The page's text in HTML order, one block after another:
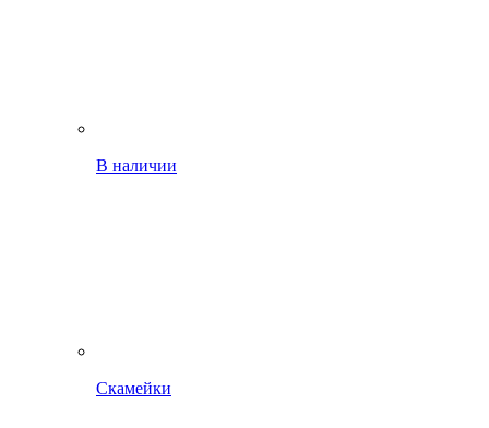
В наличии
Скамейки